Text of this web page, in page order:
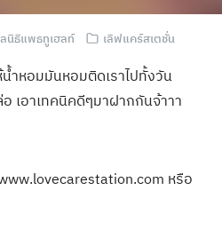
นิธิแพธทูเฮลท์ เลิฟแคร์สเตชั่น
ำหอมมันหอมติดเราไปทั้งวัน
เอาเทคนิคดีๆมาฝากกันจ้าาา
หรือ